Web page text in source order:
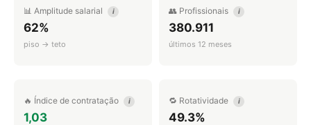
📊 Amplitude salarial i
62%
piso → teto
👥 Profissionais i
380.911
últimos 12 meses
🔥 Índice de contratação i
1,03
🔁 Rotatividade i
49.3%